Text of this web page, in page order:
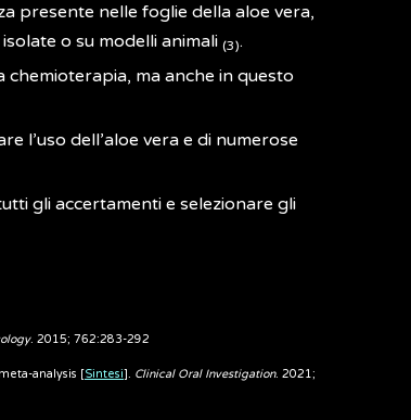
presente nelle foglie della aloe vera,
o su modelli animali (3).
ma anche in questo
l’uso dell’aloe vera e di numerose
gli accertamenti e selezionare gli
. 2015; 762:283-292
analysis [Sintesi]. Clinical Oral Investigation. 2021;